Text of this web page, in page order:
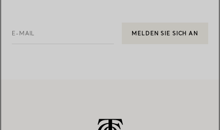
E-MAIL MELDEN SIE SICH AN